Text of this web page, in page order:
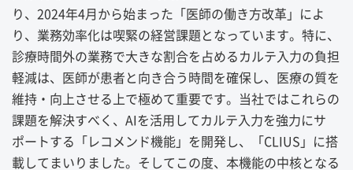
り、2024年4月から始まった「医師の働き方改革」によ
り、業務効率化は喫緊の経営課題となっています。特に、
診療時間外の業務で大きな割合を占めるカルテ入力の負担
軽減は、医師が患者と向き合う時間を確保し、医療の質を
維持・向上させる上で極めて重要です。当社ではこれらの
課題を解決すべく、AIを活用してカルテ入力を強力にサ
ポートする「レコメンド機能」を開発し、「CLIUS」に搭
載してまいりました。そしてこの度、本機能の中核となる